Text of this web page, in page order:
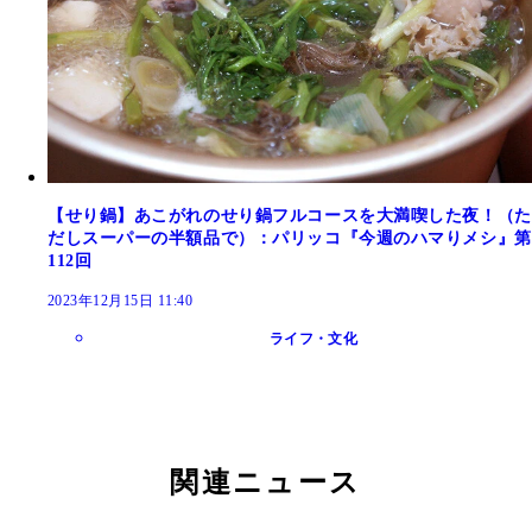
【せり鍋】あこがれのせり鍋フルコースを大満喫した夜！（た
だしスーパーの半額品で）：パリッコ『今週のハマりメシ』第
112回
2023年12月15日 11:40
ライフ・文化
関連ニュース